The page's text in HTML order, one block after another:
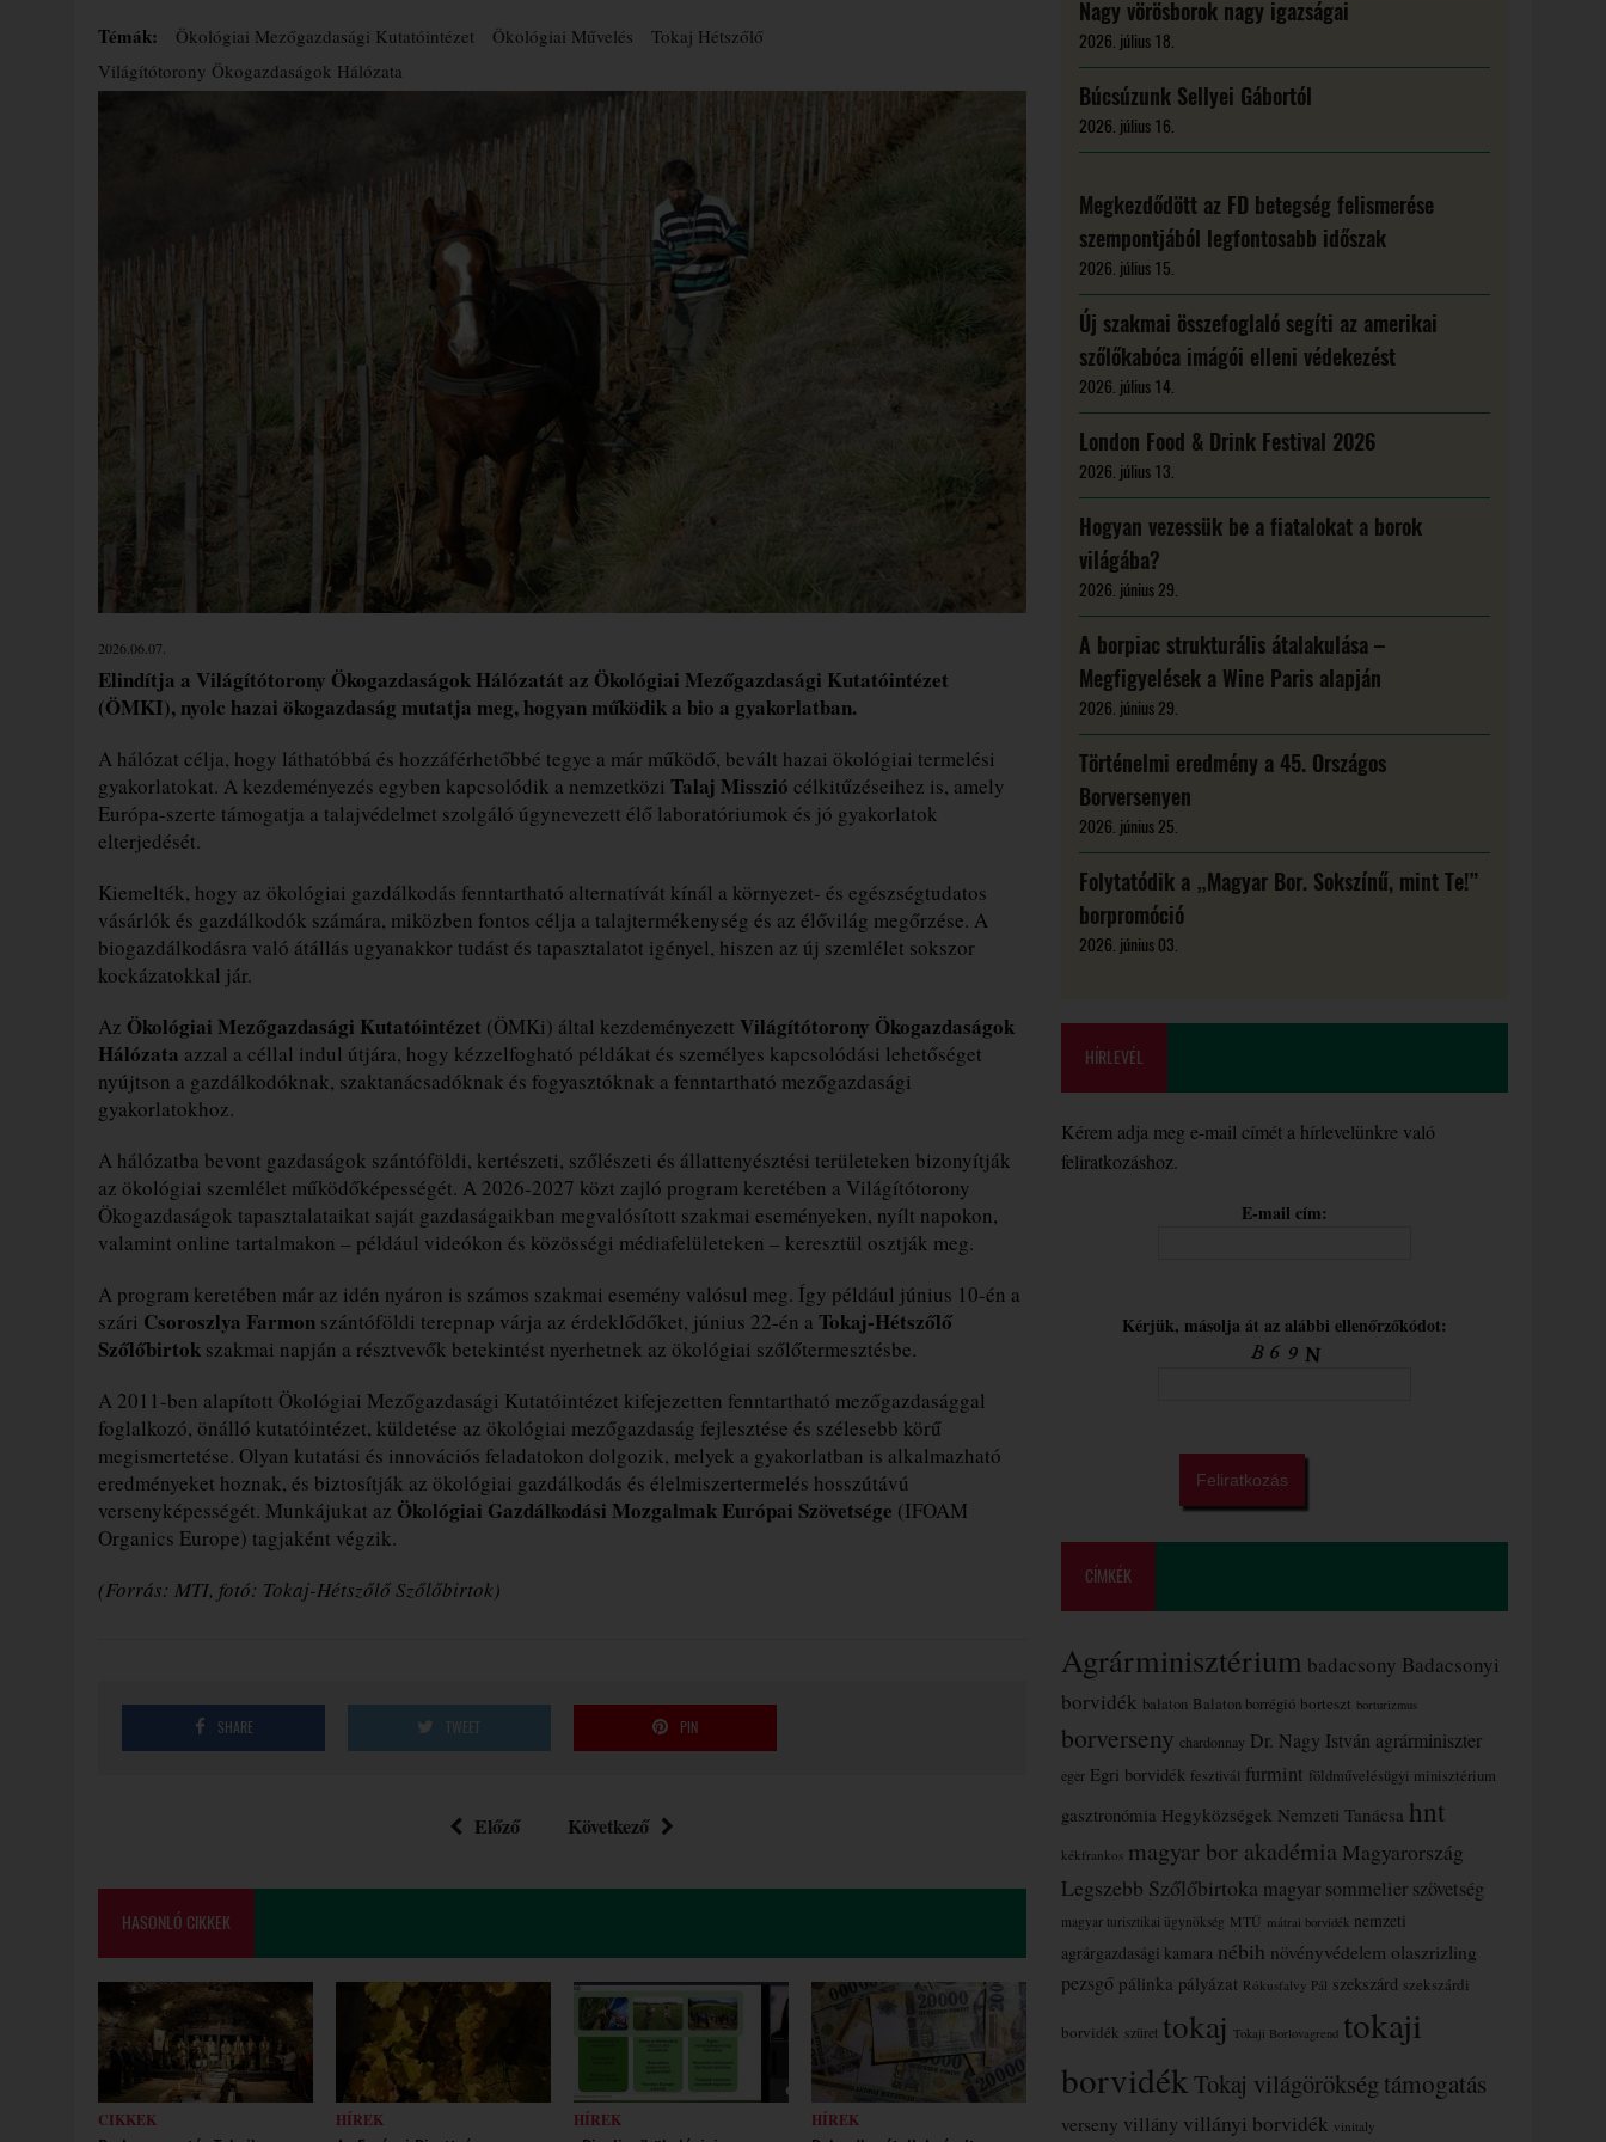
Témák: Ökológiai Mezőgazdasági Kutatóintézet Ökológiai Művelés
Tokaj Hétszőlő
Világítótorony Ökogazdaságok Hálózata
2026.06.07.
Elindítja a Világítótorony Ökogazdaságok Hálózatát az Ökológiai Mezőgazdasági Kutatóintézet
(ÖMKI), nyolc hazai ökogazdaság mutatja meg, hogyan működik a bio a gyakorlatban.
A hálózat célja, hogy láthatóbbá és hozzáférhetőbbé tegye a már működő, bevált hazai ökológiai termelési
gyakorlatokat. A kezdeményezés egyben kapcsolódik a nemzetközi Talaj Misszió célkitűzéseihez is, amely
Európa-szerte támogatja a talajvédelmet szolgáló úgynevezett élő laboratóriumok és jó gyakorlatok
elterjedését.
Kiemelték, hogy az ökológiai gazdálkodás fenntartható alternatívát kínál a környezet- és egészségtudatos
vásárlók és gazdálkodók számára, miközben fontos célja a talajtermékenység és az élővilág megőrzése. A
biogazdálkodásra való átállás ugyanakkor tudást és tapasztalatot igényel, hiszen az új szemlélet sokszor
kockázatokkal jár.
Az Ökológiai Mezőgazdasági Kutatóintézet (ÖMKi) által kezdeményezett Világítótorony Ökogazdaságok
Hálózata azzal a céllal indul útjára, hogy kézzelfogható példákat és személyes kapcsolódási lehetőséget
nyújtson a gazdálkodóknak, szaktanácsadóknak és fogyasztóknak a fenntartható mezőgazdasági
gyakorlatokhoz.
A hálózatba bevont gazdaságok szántóföldi, kertészeti, szőlészeti és állattenyésztési területeken bizonyítják
az ökológiai szemlélet működőképességét. A 2026-2027 közt zajló program keretében a Világítótorony
Ökogazdaságok tapasztalataikat saját gazdaságaikban megvalósított szakmai eseményeken, nyílt napokon,
valamint online tartalmakon – például videókon és közösségi médiafelületeken – keresztül osztják meg.
A program keretében már az idén nyáron is számos szakmai esemény valósul meg. Így például június 10-én a
szári Csoroszlya Farmon szántóföldi terepnap várja az érdeklődőket, június 22-én a Tokaj-Hétszőlő
Szőlőbirtok szakmai napján a résztvevők betekintést nyerhetnek az ökológiai szőlőtermesztésbe.
A 2011-ben alapított Ökológiai Mezőgazdasági Kutatóintézet kifejezetten fenntartható mezőgazdasággal
foglalkozó, önálló kutatóintézet, küldetése az ökológiai mezőgazdaság fejlesztése és szélesebb körű
megismertetése. Olyan kutatási és innovációs feladatokon dolgozik, melyek a gyakorlatban is alkalmazható
eredményeket hoznak, és biztosítják az ökológiai gazdálkodás és élelmiszertermelés hosszútávú
versenyképességét. Munkájukat az Ökológiai Gazdálkodási Mozgalmak Európai Szövetsége (IFOAM
Organics Europe) tagjaként végzik.
(Forrás: MTI, fotó: Tokaj-Hétszőlő Szőlőbirtok)
SHARE TWEET PIN
Előző Következő
HASONLÓ CIKKEK
CIKKEK HÍREK HÍREK HÍREK
Nagy vörösborok nagy igazságai
2026. július 18.
Búcsúzunk Sellyei Gábortól
2026. július 16.
Megkezdődött az FD betegség felismerése
szempontjából legfontosabb időszak
2026. július 15.
Új szakmai összefoglaló segíti az amerikai
szőlőkabóca imágói elleni védekezést
2026. július 14.
London Food & Drink Festival 2026
2026. július 13.
Hogyan vezessük be a fiatalokat a borok
világába?
2026. június 29.
A borpiac strukturális átalakulása –
Megfigyelések a Wine Paris alapján
2026. június 29.
Történelmi eredmény a 45. Országos
Borversenyen
2026. június 25.
Folytatódik a „Magyar Bor. Sokszínű, mint Te!”
borpromóció
2026. június 03.
HÍRLEVÉL
Kérem adja meg e-mail címét a hírlevelünkre való
feliratkozáshoz.
E-mail cím:
Kérjük, másolja át az alábbi ellenőrzőkódot:
CÍMKÉK
Agrárminisztérium badacsony Badacsonyi
borvidék balaton Balaton borrégió borteszt borturizmus
borverseny chardonnay Dr. Nagy István agrárminiszter
eger Egri borvidék fesztivál furmint földművelésügyi minisztérium
gasztronómia Hegyközségek Nemzeti Tanácsa hnt
kékfrankos magyar bor akadémia Magyarország
Legszebb Szőlőbirtoka magyar sommelier szövetség
magyar turisztikai ügynökség MTÜ mátrai borvidék nemzeti
agrárgazdasági kamara nébih növényvédelem olaszrizling
pezsgő pálinka pályázat Rókusfalvy Pál szekszárd szekszárdi
borvidék szüret tokaj Tokaji Borlovagrend tokaji
borvidékTokaj világörökségtámogatás
verseny villány villányi borvidék vinitaly